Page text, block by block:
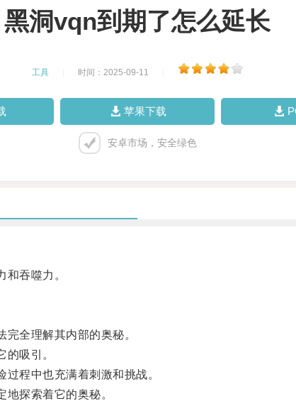
黑洞vqn到期了怎么延长
工具 时间：2025-09-11
苹果下载
安卓市场，安全绿色
吞噬力。
全理解其内部的奥秘。
吸引。
程中也充满着刺激和挑战。
探索着它的奥秘。